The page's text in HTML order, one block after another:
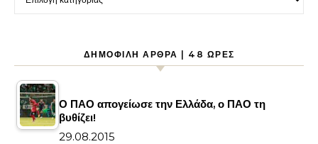
ΔΗΜΟΦΙΛΉ ΆΡΘΡΑ | 48 ΏΡΕΣ
Ο ΠΑΟ απογείωσε την Ελλάδα, ο ΠΑΟ τη
βυθίζει!
29.08.2015